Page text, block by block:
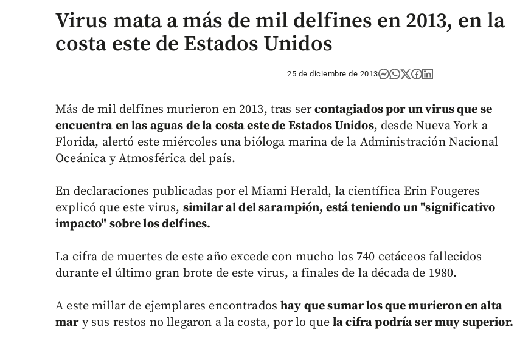
Virus mata a más de mil delfines en 2013, en la
costa este de Estados Unidos
25 de diciembre de 2013
Más de mil delfines murieron en 2013, tras sercontagiados por un virus que se
encuentra en las aguas de la costa este de Estados Unidos, desde Nueva York a
Florida, alertó este miércoles una bióloga marina de la Administración Nacional
Oceánica y Atmosférica del país.
En declaraciones publicadas por el Miami Herald, la científica Erin Fougeres
explicó que este virus, similar al del sarampión, está teniendo un "significativo
impacto" sobre los delfines.
La cifra de muertes de este año excede con mucho los 740 cetáceos fallecidos
durante el último gran brote de este virus, a finales de la década de 1980.
A este millar de ejemplares encontradoshay que sumar los que murieron en alta
mary sus restos no llegaron a la costa, por lo que la cifra podría ser muy superior.